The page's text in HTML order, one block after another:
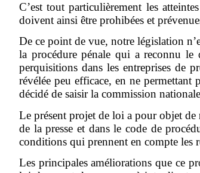
C’est tout particulièrement les
doivent ainsi être prohibées et
De ce point de vue, notre législation
la procédure pénale qui a reconnu le
perquisitions dans les entreprises de
révélée peu efficace, en ne permettant
décidé de saisir la commission
Le présent projet de loi a pour objet de
de la presse et dans le code de
conditions qui prennent en compte les
Les principales améliorations que ce